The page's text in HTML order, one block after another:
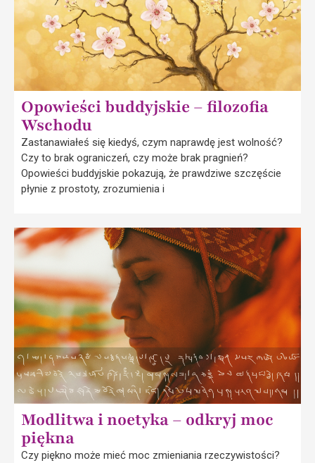
Opowieści buddyjskie – filozofia
Wschodu
Zastanawiałeś się kiedyś, czym naprawdę jest wolność?
Czy to brak ograniczeń, czy może brak pragnień?
Opowieści buddyjskie pokazują, że prawdziwe szczęście
płynie z prostoty, zrozumienia i
Modlitwa i noetyka – odkryj moc
piękna
Czy piękno może mieć moc zmieniania rzeczywistości?